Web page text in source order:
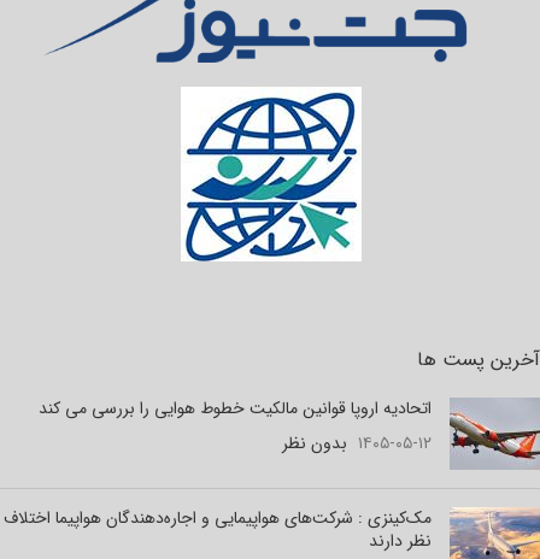
آخرین پست ها
اتحادیه اروپا قوانین مالکیت خطوط هوایی را بررسی می کند
۱۴۰۵-۰۵-۱۲ بدون نظر
مک‌کینزی : شرکت‌های هواپیمایی و اجاره‌دهندگان هواپیما اختلاف
نظر دارند